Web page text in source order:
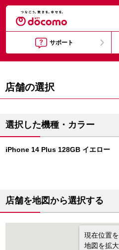
サポート
店舗の選択
選択した機種・カラー
iPhone 14 Plus 128GB イエロー
店舗を地図から選択する
現在位置
地図を拡